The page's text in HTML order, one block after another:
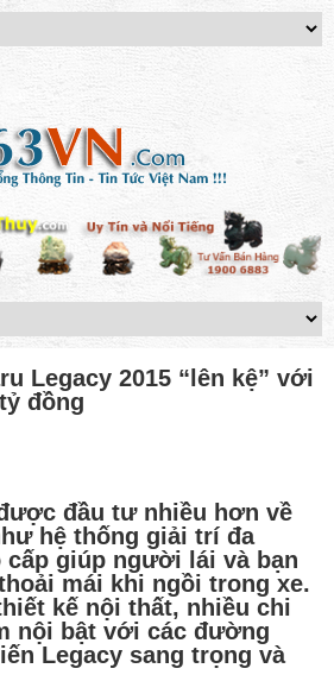
Legacy 2015 “lên kệ” với
đồng
đầu tư nhiều hơn về
hệ thống giải trí đa
giúp người lái và bạn
mái khi ngồi trong xe.
kế nội thất, nhiều chi
nội bật với các đường
Legacy sang trọng và